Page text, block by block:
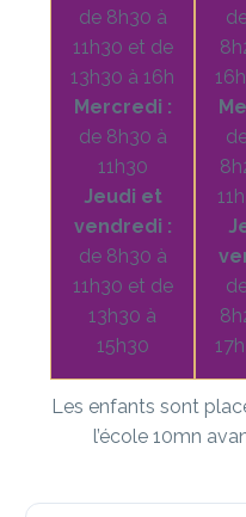
de 8h30 à
11h30 et de
13h30 à 16h
Mercredi :
de 8h30 à
11h30
Jeudi et
vendredi :
de 8h30 à
11h30 et de
13h30 à
15h30
Les enfants sont
l’école 10mn